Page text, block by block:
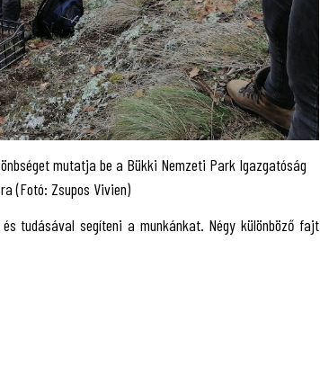
mutatja be a Bükki Nemzeti Park Igazgatóság
(Fotó: Zsupos Vivien)
tudásával segíteni a munkánkat. Négy különböző fajt